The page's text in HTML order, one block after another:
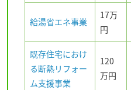
給湯省エネ事業
17万
円
既存住宅におけ
る断熱リフォー
ム支援事業
120
万円